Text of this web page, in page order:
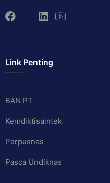
Link Penting
BAN PT
Kemdiktisaintek
Perpusnas
Pasca Undiknas